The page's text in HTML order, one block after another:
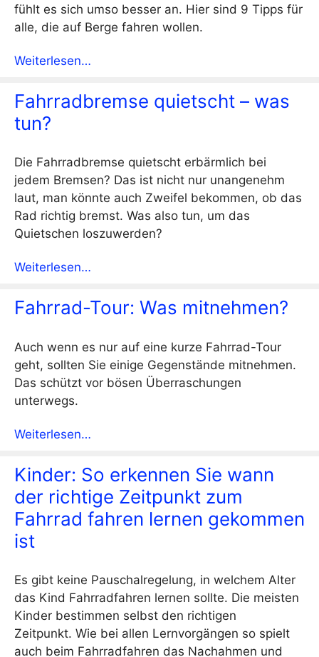
fühlt es sich umso besser an. Hier sind 9 Tipps für
alle, die auf Berge fahren wollen.
Weiterlesen…
Fahrradbremse quietscht – was
tun?
Die Fahrradbremse quietscht erbärmlich bei
jedem Bremsen? Das ist nicht nur unangenehm
laut, man könnte auch Zweifel bekommen, ob das
Rad richtig bremst. Was also tun, um das
Quietschen loszuwerden?
Weiterlesen…
Fahrrad-Tour: Was mitnehmen?
Auch wenn es nur auf eine kurze Fahrrad-Tour
geht, sollten Sie einige Gegenstände mitnehmen.
Das schützt vor bösen Überraschungen
unterwegs.
Weiterlesen…
Kinder: So erkennen Sie wann
der richtige Zeitpunkt zum
Fahrrad fahren lernen gekommen
ist
Es gibt keine Pauschalregelung, in welchem Alter
das Kind Fahrradfahren lernen sollte. Die meisten
Kinder bestimmen selbst den richtigen
Zeitpunkt. Wie bei allen Lernvorgängen so spielt
auch beim Fahrradfahren das Nachahmen und